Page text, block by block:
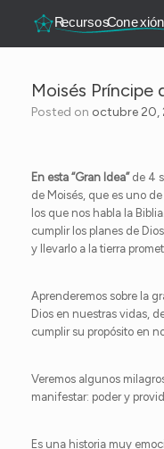
Moisés Príncipe
Posted on octubre 20,
En esta “Gran Idea”de 4
de Moisés, que es uno
los que nos habla la
cumplir los planes de
y llevarlo a la tierra
Aprenderemos sobre la
Dios en nuestras vidas,
cumplir su propósito en
Veremos algunos
manifestar: poder y
Es una historia muy